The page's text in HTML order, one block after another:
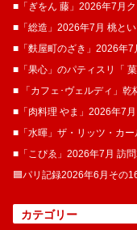
■「ぎをん 藤」2026年7月
■「総造」2026年7月 桃とい
■「麩屋町のざき」2026年7
■「果心」のパティスリ「
■ 「カフェ･ヴェルディ」乾
■「肉料理 やま」2026年7
■「水暉」ザ・リッツ・カ
■「こぴゑ」2026年7月 訪
🟦パリ記録2026年6月その
カテゴリー